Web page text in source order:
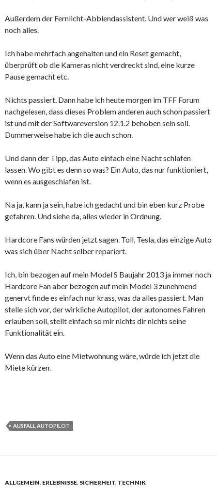
Außerdem der Fernlicht-Abblendassistent. Und wer weiß was
noch alles.
Ich habe mehrfach angehalten und ein Reset gemacht,
überprüft ob die Kameras nicht verdreckt sind, eine kurze
Pause gemacht etc.
Nichts passiert. Dann habe ich heute morgen im TFF Forum
nachgelesen, dass dieses Problem anderen auch schon passiert
ist und mit der Softwareversion 12.1.2 behoben sein soll.
Dummerweise habe ich die auch schon.
Und dann der Tipp, das Auto einfach eine Nacht schlafen
lassen. Wo gibt es denn so was? Ein Auto, das nur funktioniert,
wenn es ausgeschlafen ist.
Na ja, kann ja sein, habe ich gedacht und bin eben kurz Probe
gefahren. Und siehe da, alles wieder in Ordnung.
Hardcore Fans würden jetzt sagen. Toll, Tesla, das einzige Auto
was sich über Nacht selber repariert.
Ich, bin bezogen auf mein Model S Baujahr 2013 ja immer noch
Hardcore Fan aber bezogen auf mein Model 3 zunehmend
genervt finde es einfach nur krass, was da alles passiert. Man
stelle sich vor, der wirkliche Autopilot, der autonomes Fahren
erlauben soll, stellt einfach so mir nichts dir nichts seine
Funktionalität ein.
Wenn das Auto eine Mietwohnung wäre, würde ich jetzt die
Miete kürzen.
AUSFALL AUTOPILOT
ALLGEMEIN, ERLEBNISSE, SICHERHEIT, TECHNIK